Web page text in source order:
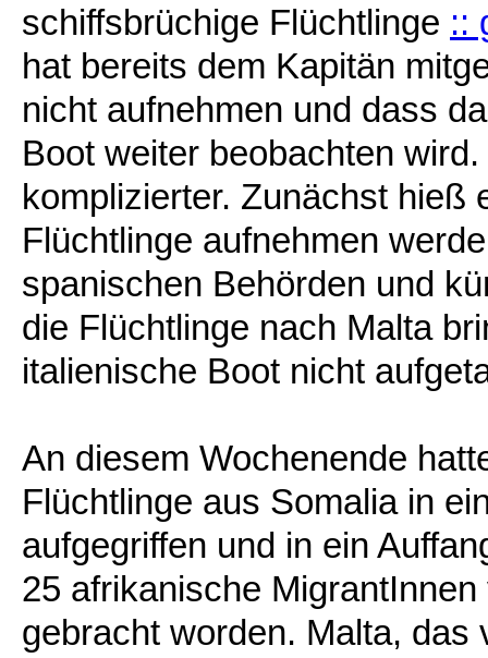
schiffsbrüchige Flüchtlinge ::
hat bereits dem Kapitän
nicht aufnehmen und dass
Boot weiter beobachten
komplizierter. Zunächst hieß
Flüchtlinge aufnehmen
spanischen Behörden und
die Flüchtlinge nach Malta
italienische Boot nicht
An diesem Wochenende
Flüchtlinge aus Somalia in
aufgegriffen und in ein
25 afrikanische
gebracht worden. Malta,